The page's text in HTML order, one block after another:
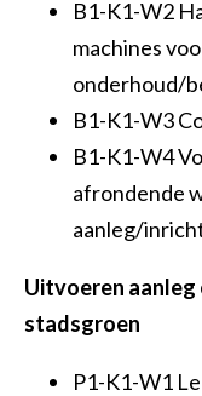
B1-K1-W2
machines
onderhoud/
B1-K1-W3
B1-K1-W4
afrondende
aanleg/
Uitvoeren
stadsgroen
P1-K1-W1